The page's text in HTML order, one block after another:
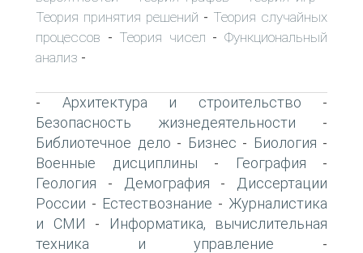
Теория принятия решений - Теория случайных
процессов - Теория чисел -Функциональный
анализ -
- Архитектура и строительство -
Безопасность жизнедеятельности -
Библиотечное дело - Бизнес - Биология -
Военные дисциплины - География -
Геология - Демография -
Диссертации
России - Естествознание - Журналистика
и СМИ -
Информатика, вычислительная
техника и управление -